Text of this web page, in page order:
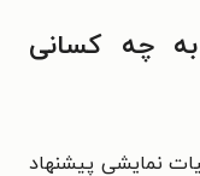
چه کسانی
نمایشی پیشنهاد